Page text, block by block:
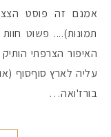
אמנם זה פוסט הצצה קצרה, אבל הוא ארוך (יש בו הרבה
תמונות).... פשוט
עליה לארץ סוףסוף
בורז'ואה…